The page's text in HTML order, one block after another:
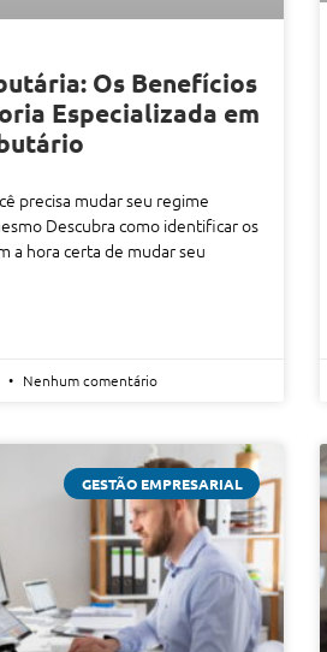
Os Benefícios
Especializada em
precisa mudar seu regime
Descubra como identificar os
a hora certa de mudar seu
Nenhum comentário
GESTÃO EMPRESARIAL